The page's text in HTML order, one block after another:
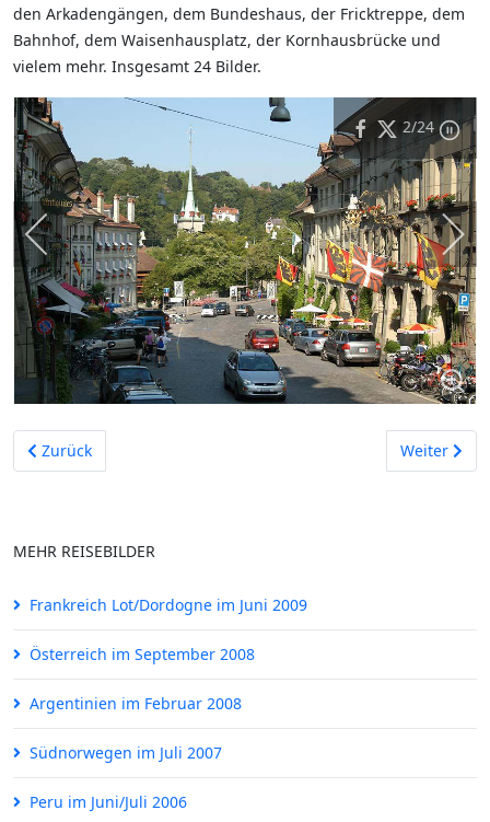
den Arkadengängen, dem Bundeshaus, der Fricktreppe, dem
Bahnhof, dem Waisenhausplatz, der Kornhausbrücke und
vielem mehr. Insgesamt 24 Bilder.
2/24
Vorheriger Beitrag: Peking im Februar 2005
Zurück Nächster
Weiter
MEHR REISEBILDER
Frankreich Lot/Dordogne im Juni 2009
Österreich im September 2008
Argentinien im Februar 2008
Südnorwegen im Juli 2007
Peru im Juni/Juli 2006